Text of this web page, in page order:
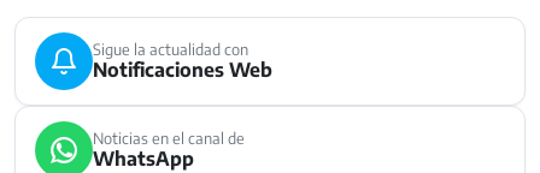
Sigue la actualidad con
Notificaciones Web
Noticias en el canal de
WhatsApp